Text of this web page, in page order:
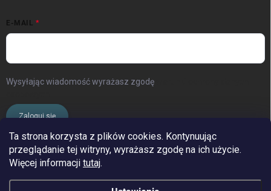
Ta strona korzysta z plików cookies. Kontynuując
przeglądanie tej witryny, wyrażasz zgodę na ich użycie.
Więcej informacji tutaj.
E-MAIL
Wysyłając wiadomość wyrażasz zgodę
Zaloguj się
www.streleckyraj.cz
| www.strzeleckiraj.pl